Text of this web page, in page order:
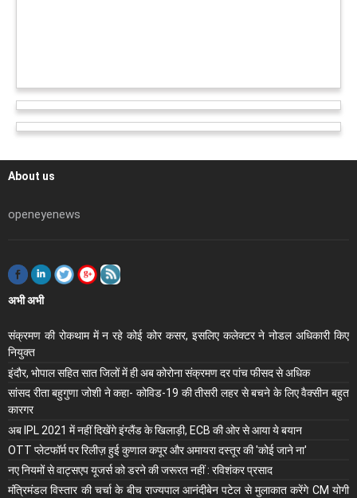
About us
openeyenews
अभी अभी
संक्रमण की रोकथाम में न रहे कोई कोर कसर, इसलिए कलेक्‍टर ने नोडल अधिकारी किए
नियुक्‍त
इंदौर, भोपाल सहित सात जिलों में ही अब कोरोना संक्रमण दर पांच फीसद से अधिक
सांसद रीता बहुगुणा जोशी ने कहा- कोविड-19 की तीसरी लहर से बचने के लिए वैक्सीन बहुत
कारगर
अब IPL 2021 में नहीं दिखेंगे इंग्लैंड के खिलाड़ी, ECB की ओर से आया ये बयान
OTT प्लेटफॉर्म पर रिलीज़ हुई कुणाल कपूर और अमायरा दस्तूर की 'कोई जाने ना'
नए नियमों से वाट्सएप यूजर्स को डरने की जरूरत नहीं : रविशंकर प्रसाद
मंंत्रिमंडल विस्तार की चर्चा के बीच राज्यपाल आनंदीबेन पटेल से मुलाकात करेंगे CM योगी